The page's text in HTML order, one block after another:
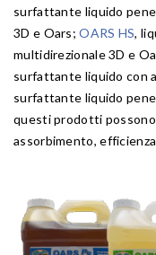
surfattante liquido
3D e Oars;OARS HS,
multidirezionale 3D e
surfattante liquido con
surfattante liquido
questi prodotti
assorbimento,